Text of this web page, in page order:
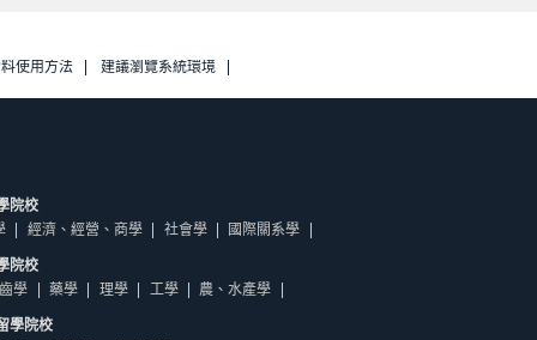
使用方法 建議瀏覽系統環境
院校
經濟、經營、商學 社會學 國際關系學
院校
學
藥學 理學 工學 農、水產學
學院校